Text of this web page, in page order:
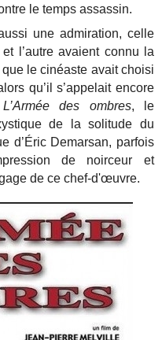
le temps assassin.
une admiration, celle
l’autre avaient connu la
le cinéaste avait choisi
qu’il s’appelait encore
L’Armée des ombres, le
de la solitude du
d’Éric Demarsan, parfois
de noirceur et
de ce chef-d'œuvre.